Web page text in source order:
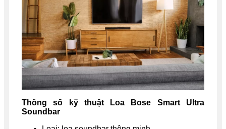
Thông số kỹ thuật Loa Bose Smart Ultra
Soundbar